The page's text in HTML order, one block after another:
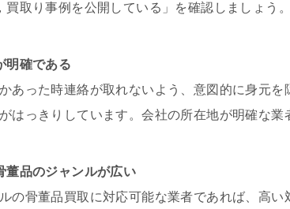
買取り事例を公開している」を確認しましょう。
明確である
あった時連絡が取れないよう、意図的に身元
はっきりしています。会社の所在地が明確な業
董品のジャンルが広い
の骨董品買取に対応可能な業者であれば、高